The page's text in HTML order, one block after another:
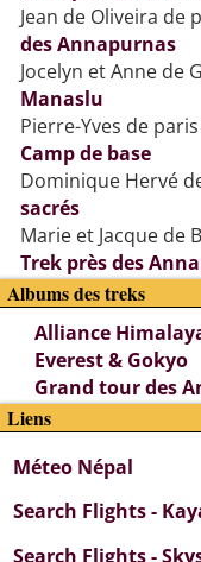
Jean de Oliveira de
des Annapurnas
Jocelyn et Anne de
Manaslu
Pierre-Yves de paris
Camp de base
Dominique Hervé
sacrés
Marie et Jacque de
Trek près des
Albums des treks
Alliance
Everest & Gokyo
Grand tour des
Liens
Méteo Népal
Search Flights -
Search Flights -